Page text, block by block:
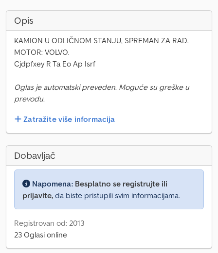
Opis
KAMION U ODLIČNOM STANJU, SPREMAN ZA RAD.
MOTOR: VOLVO.
Cjdpfxey R Ta Eo Ap Isrf
Oglas je automatski preveden. Moguće su greške u
prevodu.
Zatražite više informacija
Dobavljač
Napomena: Besplatno se registrujte ili
prijavite, da biste pristupili svim informacijama.
Registrovan od: 2013
23 Oglasi online